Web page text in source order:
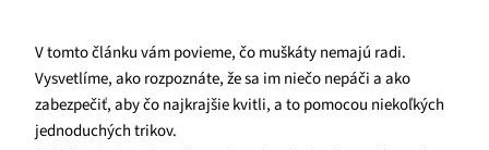
V tomto článku vám povieme, čo muškáty nemajú radi.
Vysvetlíme, ako rozpoznáte, že sa im niečo nepáči a ako
zabezpečiť, aby čo najkrajšie kvitli, a to pomocou niekoľkých
jednoduchých trikov.